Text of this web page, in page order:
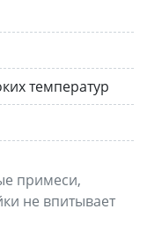
температур
примеси,
не впитывает